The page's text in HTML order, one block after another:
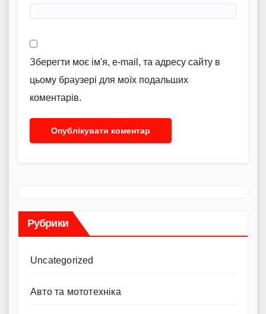
Зберегти моє ім'я, e-mail, та адресу сайту в
цьому браузері для моїх подальших
коментарів.
Рубрики
Uncategorized
Авто та мототехніка